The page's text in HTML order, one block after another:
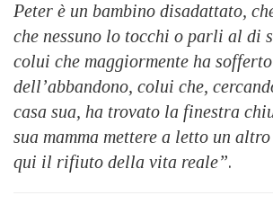
Peter è un bambino disadattato,
che nessuno lo tocchi o parli al di
colui che maggiormente ha
dell’abbandono, colui che,
casa sua, ha trovato la finestra
sua mamma mettere a letto un
qui il rifiuto della vita reale”.